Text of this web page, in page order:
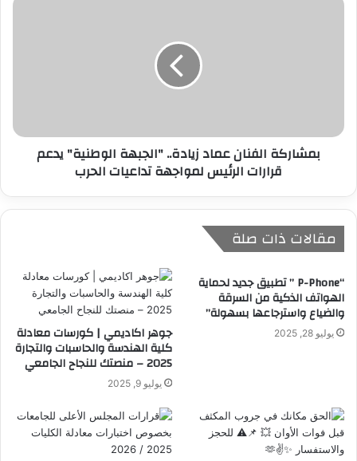
بمشاركة الفنان عماد زيادة.. "الجبهة الوطنية" يدعم
قرارات الرئيس لمواجهة تداعيات الحرب
مقالات ذات صلة
“P-Phone ” تطبيق جديد لحماية
الهواتف الذكية من السرقة
والضياع واسترجاعها بسهولة”
يوليو 28, 2025 جوهر اكاديمي | كورسات معادلة
كلية الهندسة والحاسبات والتجارة
2025 – منصتك للنجاح الجامعي
يوليو 9, 2025